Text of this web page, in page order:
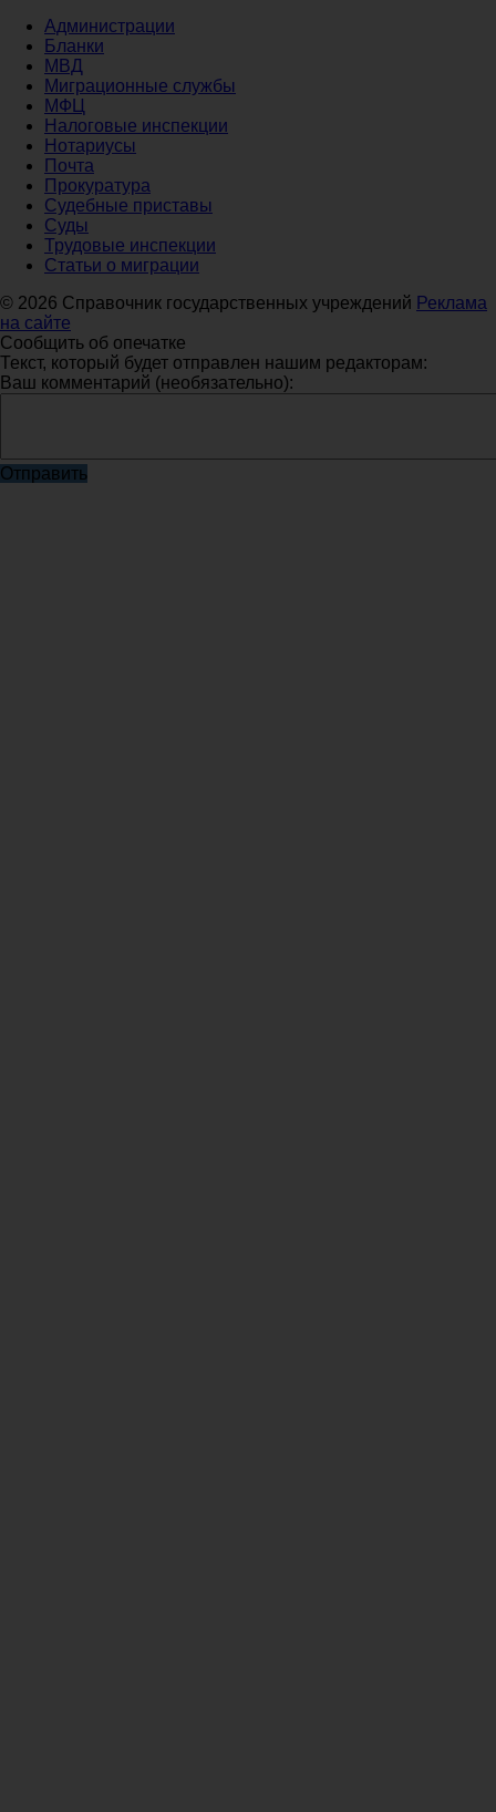
Администрации
Бланки
МВД
Миграционные службы
МФЦ
Налоговые инспекции
Нотариусы
Почта
Прокуратура
Судебные приставы
Суды
Трудовые инспекции
Статьи о миграции
© 2026 Справочник государственных учреждений Реклама
на сайте
Сообщить об опечатке
Текст, который будет отправлен нашим редакторам:
Ваш комментарий (необязательно):
Отправить